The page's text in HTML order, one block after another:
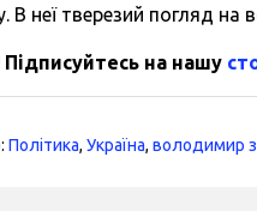
В неї тверезий погляд на
Підписуйтесь на нашу
Політика,Україна,володимир